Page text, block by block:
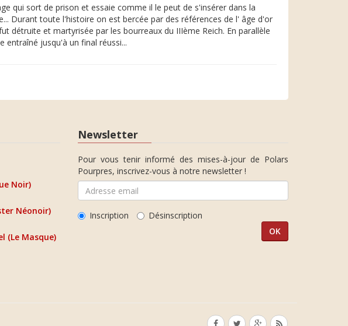
qui sort de prison et essaie comme il le peut de s'insérer dans la
Durant toute l'histoire on est bercée par des références de l' âge d'or
détruite et martyrisée par les bourreaux du IIIème Reich. En parallèle
entraîné jusqu'à un final réussi...
Noir)
Néonoir)
(Le Masque)
Newsletter
Pour vous tenir informé des mises-à-jour de Polars
Pourpres, inscrivez-vous à notre newsletter !
Inscription Désinscription